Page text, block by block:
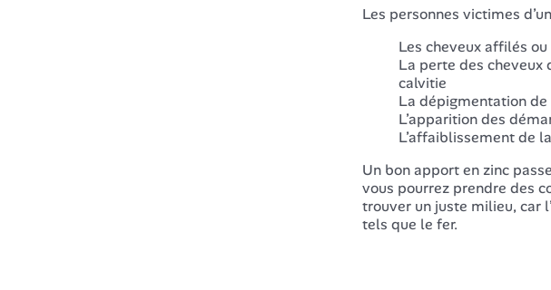
Les personnes victimes
Les cheveux affilés ou
La perte des cheveux
calvitie
La dépigmentation
L’apparition des
L’affaiblissement de
Un bon apport en zinc
vous pourrez prendre des
trouver un juste milieu, car
tels que le fer.